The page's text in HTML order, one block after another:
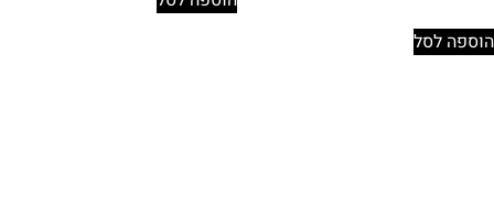
הוספה לסל